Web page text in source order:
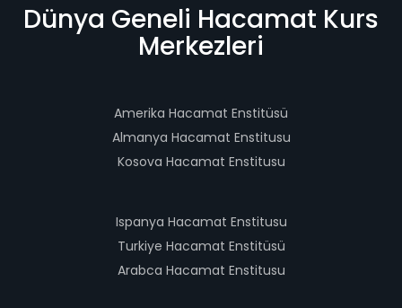
Dünya Geneli Hacamat Kurs
Merkezleri
Amerika Hacamat Enstitüsü
Almanya Hacamat Enstitusu
Kosova Hacamat Enstitusu
Ispanya Hacamat Enstitusu
Turkiye Hacamat Enstitüsü
Arabca Hacamat Enstitusu